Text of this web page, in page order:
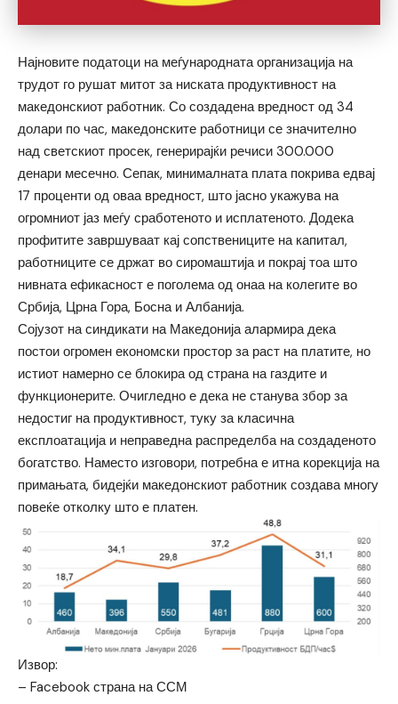
Најновите податоци на меѓународната организација на
трудот го рушат митот за ниската продуктивност на
македонскиот работник. Со создадена вредност од 34
долари по час, македонските работници се значително
над светскиот просек, генерирајќи речиси 300.000
денари месечно. Сепак, минималната плата покрива едвај
17 проценти од оваа вредност, што јасно укажува на
огромниот јаз меѓу сработеното и исплатеното. Додека
профитите завршуваат кај сопствениците на капитал,
работниците се држат во сиромаштија и покрај тоа што
нивната ефикасност е поголема од онаа на колегите во
Србија, Црна Гора, Босна и Албанија.
Сојузот на синдикати на Македонија алармира дека
постои огромен економски простор за раст на платите, но
истиот намерно се блокира од страна на газдите и
функционерите. Очигледно е дека не станува збор за
недостиг на продуктивност, туку за класична
експлоатација и неправедна распределба на создаденото
богатство. Наместо изговори, потребна е итна корекција на
примањата, бидејќи македонскиот работник создава многу
повеќе отколку што е платен.
Извор:
– Facebook страна на ССМ